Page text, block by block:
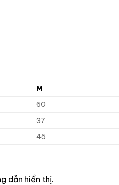
M
60
37
45
dẫn hiển thị.